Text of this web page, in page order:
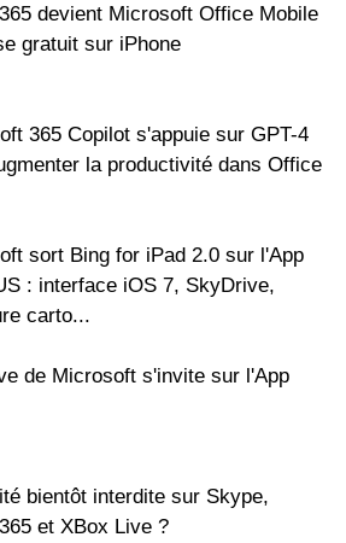
devient Microsoft Office Mobile
gratuit sur iPhone
365 Copilot s'appuie sur GPT-4
la productivité dans Office
sort Bing for iPad 2.0 sur l'App
: interface iOS 7, SkyDrive,
carto...
de Microsoft s'invite sur l'App
bientôt interdite sur Skype,
et XBox Live ?